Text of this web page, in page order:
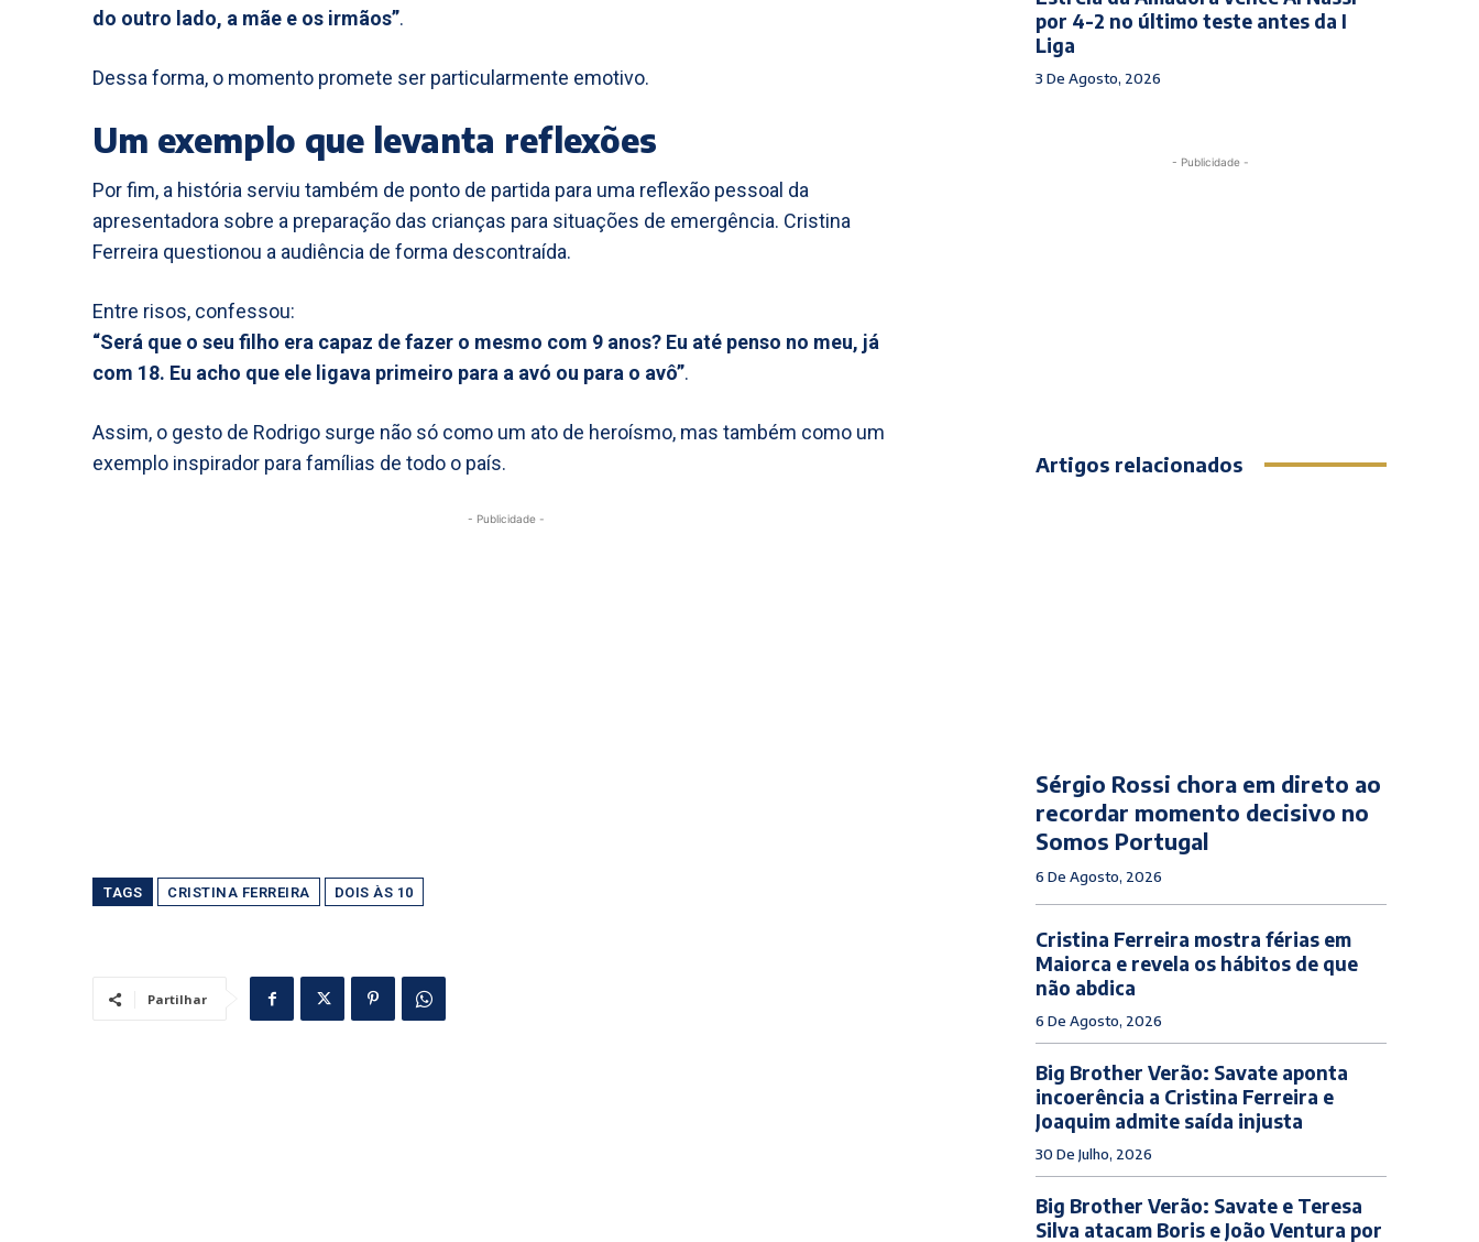
do outro lado, a mãe e os irmãos”.
Dessa forma, o momento promete ser particularmente emotivo.
Um exemplo que levanta reflexões
Por fim, a história serviu também de ponto de partida para uma reflexão pessoal da
apresentadora sobre a preparação das crianças para situações de emergência. Cristina
Ferreira questionou a audiência de forma descontraída.
Entre risos, confessou:
“Será que o seu filho era capaz de fazer o mesmo com 9 anos? Eu até penso no meu, já
com 18. Eu acho que ele ligava primeiro para a avó ou para o avô”.
Assim, o gesto de Rodrigo surge não só como um ato de heroísmo, mas também como um
exemplo inspirador para famílias de todo o país.
- Publicidade -
TAGS CRISTINA FERREIRA DOIS ÀS 10
Partilhar
por 4-2 no último teste antes da I
Liga
3 De Agosto, 2026
- Publicidade -
Artigos relacionados
Sérgio Rossi chora em direto ao
recordar momento decisivo no
Somos Portugal
6 De Agosto, 2026
Cristina Ferreira mostra férias em
Maiorca e revela os hábitos de que
não abdica
6 De Agosto, 2026
Big Brother Verão: Savate aponta
incoerência a Cristina Ferreira e
Joaquim admite saída injusta
30 De Julho, 2026
Big Brother Verão: Savate e Teresa
Silva atacam Boris e João Ventura por